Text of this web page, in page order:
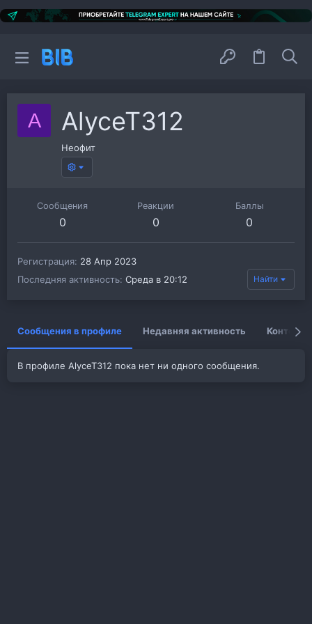
A AlyceT312
Неофит
Сообщения
0
Реакции
0
Баллы
0
Регистрация 28 Апр 2023
Последняя активность Среда в 20:12 Найти
Сообщения в профиле Недавняя активность Контент
В профиле AlyceT312 пока нет ни одного сообщения.